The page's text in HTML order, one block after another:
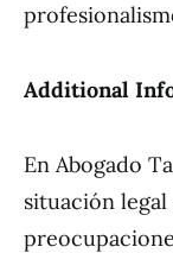
Additional
En Abogado
situación